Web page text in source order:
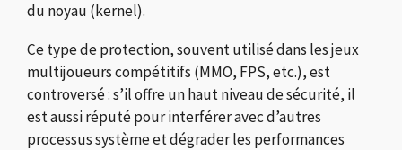
du noyau (kernel).
Ce type de protection, souvent utilisé dans les jeux
multijoueurs compétitifs (MMO, FPS, etc.), est
controversé : s’il offre un haut niveau de sécurité, il
est aussi réputé pour interférer avec d’autres
processus système et dégrader les performances